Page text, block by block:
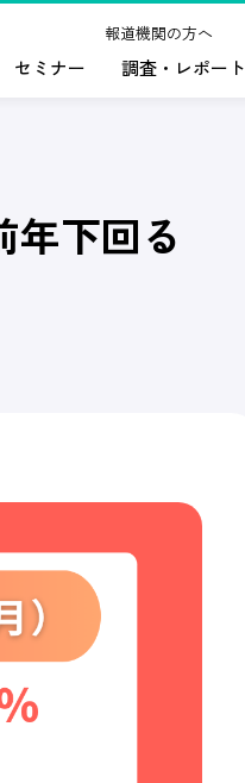
報道機関の方へ
セミナー 調査・レポート
年下回る